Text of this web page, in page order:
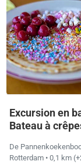
Excursion en
Bateau à
De
Rotterdam • 0,1 km